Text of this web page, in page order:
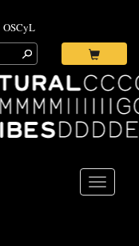
OSCyL
Toggle